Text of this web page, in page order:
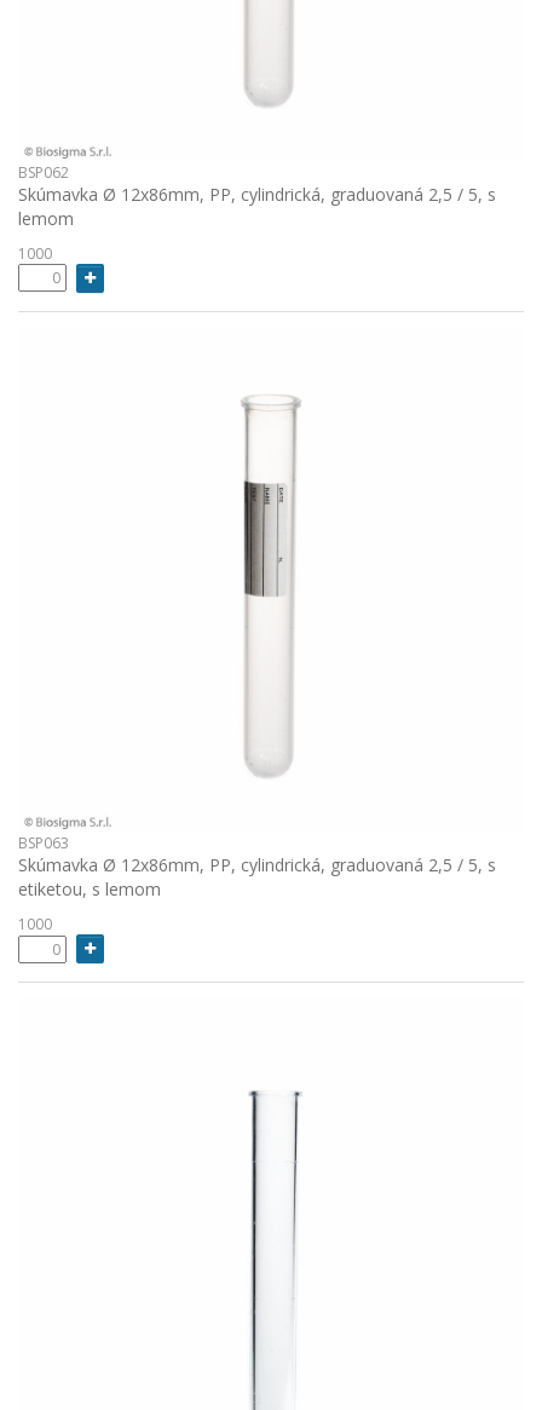
BSP062
Skúmavka Ø 12x86mm, PP, cylindrická, graduovaná 2,5 / 5, s
lemom
1000
BSP063
Skúmavka Ø 12x86mm, PP, cylindrická, graduovaná 2,5 / 5, s
etiketou, s lemom
1000